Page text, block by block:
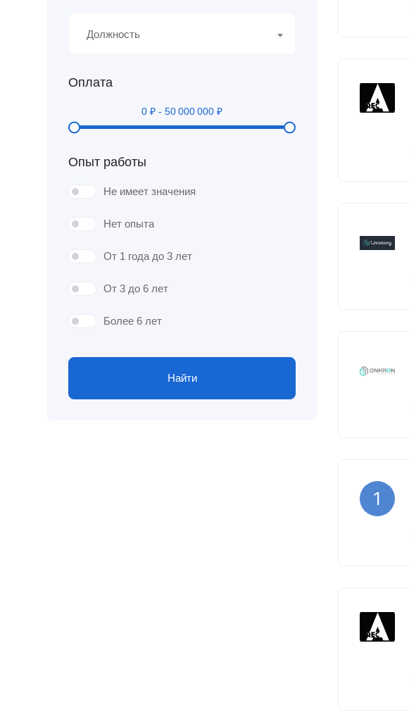
Должность
Оплата
0 ₽ - 50 000 000 ₽
Опыт работы
Не имеет значения
Нет опыта
От 1 года до 3 лет
От 3 до 6 лет
Более 6 лет
Найти